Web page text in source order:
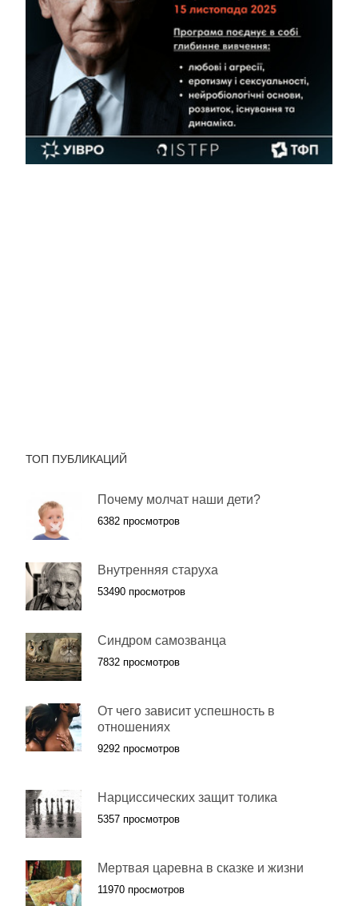
ТОП ПУБЛИКАЦИЙ
Почему молчат наши дети?
6382 просмотров
Внутренняя старуха
53490 просмотров
Синдром самозванца
7832 просмотров
От чего зависит успешность в
отношениях
9292 просмотров
Нарциссических защит толика
5357 просмотров
Мертвая царевна в сказке и жизни
11970 просмотров